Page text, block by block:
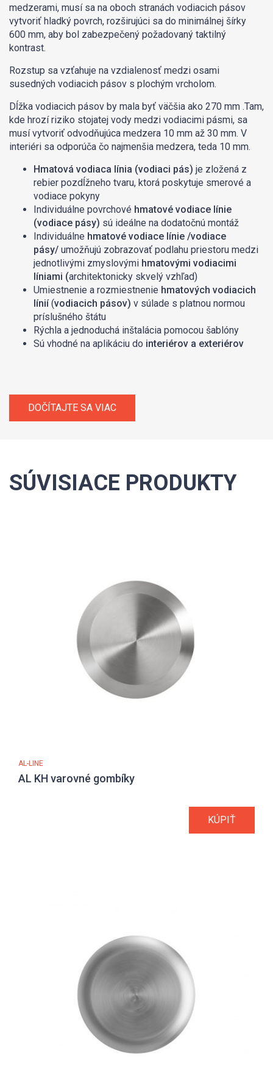
medzerami, musí sa na oboch stranách vodiacich pásov
vytvoriť hladký povrch, rozširujúci sa do minimálnej šírky
600 mm, aby bol zabezpečený požadovaný taktilný
kontrast.
Rozstup sa vzťahuje na vzdialenosť medzi osami
susedných vodiacich pásov s plochým vrcholom.
Dĺžka vodiacich pásov by mala byť väčšia ako 270 mm .Tam,
kde hrozí riziko stojatej vody medzi vodiacimi pásmi, sa
musí vytvoriť odvodňujúca medzera 10 mm až 30 mm. V
interiéri sa odporúča čo najmenšia medzera, teda 10 mm.
Hmatová vodiaca línia (vodiaci pás) je zložená z
rebier pozdĺžneho tvaru, ktorá poskytuje smerové a
vodiace pokyny
Individuálne povrchové hmatové vodiace línie
(vodiace pásy) sú ideálne na dodatočnú montáž
Individuálne hmatové vodiace línie /vodiace
pásy/ umožňujú zobrazovať podlahu priestoru medzi
jednotlivými zmyslovými hmatovými vodiacimi
líniami (architektonicky skvelý vzhľad)
Umiestnenie a rozmiestnenie hmatových vodiacich
línií(vodiacich pásov) v súlade s platnou normou
príslušného štátu
Rýchla a jednoduchá inštalácia pomocou šablóny
Sú vhodné na aplikáciu do interiérov a exteriérov
DOČÍTAJTE SA VIAC
SÚVISIACE PRODUKTY
AL-LINE
AL KH varovné gombíky
KÚPIŤ